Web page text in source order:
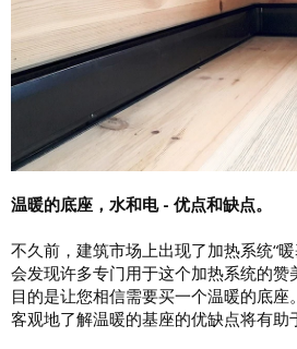
温暖的底座，水和电 - 优点和缺点。
不久前，建筑市场上出现了加热系统“
会发现许多专门用于这个加热系统的
目的是让您相信需要买一个温暖的底座
客观地了解温暖的基座的优缺点将有助